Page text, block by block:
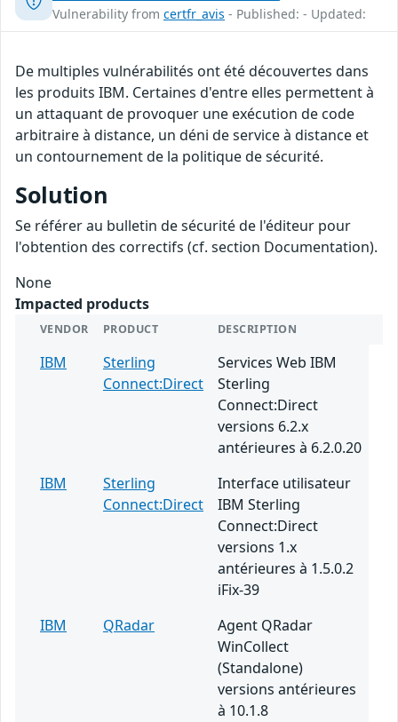
Vulnerability from certfr_avis - Published: - Updated:
De multiples vulnérabilités ont été découvertes dans
les produits IBM. Certaines d'entre elles permettent à
un attaquant de provoquer une exécution de code
arbitraire à distance, un déni de service à distance et
un contournement de la politique de sécurité.
Solution
Se référer au bulletin de sécurité de l'éditeur pour
l'obtention des correctifs (cf. section Documentation).
None
Impacted products
VENDOR PRODUCT DESCRIPTION
IBM
Sterling
Connect:Direct
Services Web IBM
Sterling
Connect:Direct
versions 6.2.x
antérieures à 6.2.0.20
IBM
Sterling
Connect:Direct
Interface utilisateur
IBM Sterling
Connect:Direct
versions 1.x
antérieures à 1.5.0.2
iFix-39
IBM
QRadar
Agent QRadar
WinCollect
(Standalone)
versions antérieures
à 10.1.8